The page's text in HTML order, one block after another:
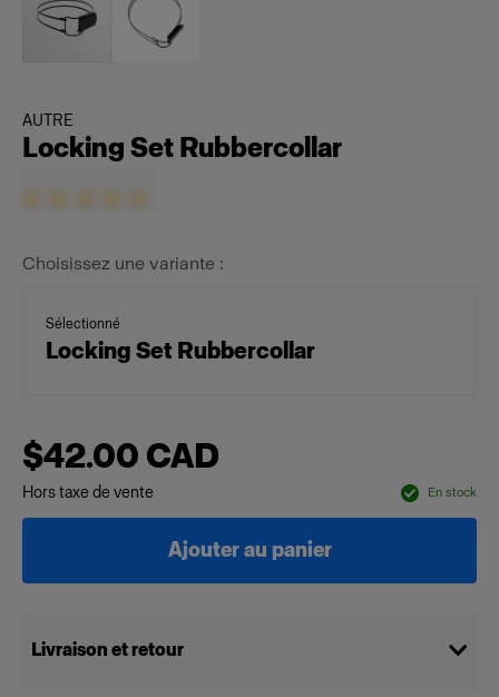
AUTRE
Locking Set Rubbercollar
Choisissez une variante :
Sélectionné
Locking Set Rubbercollar
$42.00 CAD
Hors taxe de vente En stock
Ajouter au panier
Livraison et retour